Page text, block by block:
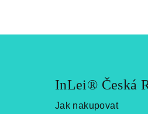
InLei® Česká
Jak nakupovat